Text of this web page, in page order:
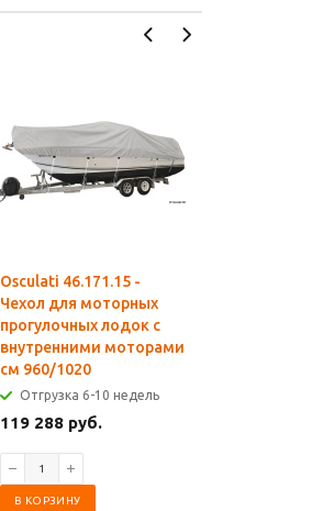
Osculati 46.171.15 -
Чехол для моторных
прогулочных лодок с
внутренними моторами
см 960/1020
Отгрузка 6-10 недель
119 288 руб.
В КОРЗИНУ